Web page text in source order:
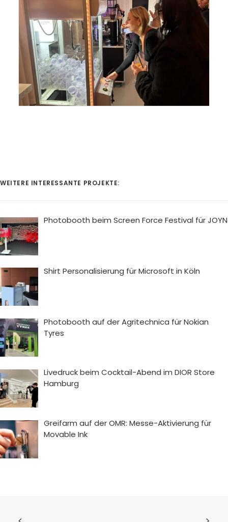
WEITERE INTERESSANTE PROJEKTE:
Photobooth beim Screen Force Festival für JOYN
Shirt Personalisierung für Microsoft in Köln
Photobooth auf der Agritechnica für Nokian
Tyres
Livedruck beim Cocktail-Abend im DIOR Store
Hamburg
Greifarm auf der OMR: Messe-Aktivierung für
Movable Ink